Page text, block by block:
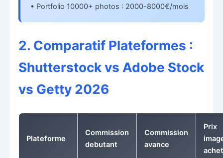
• Portfolio 10000+ photos : 2000-8000€/mois
2. Comparatif Plateformes :
Shutterstock vs Adobe Stock
vs Getty 2026
Plateforme
Commission
debutant
Commission
avance
Prix